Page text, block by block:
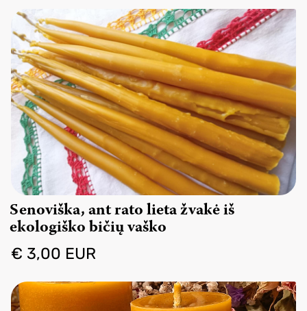
Senoviška, ant rato lieta žvakė iš
ekologiško bičių vaško
€ 3,00 EUR